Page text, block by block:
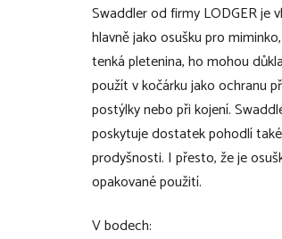
Swaddler od firmy LODGER je
hlavně jako osušku pro
tenká pletenina, ho mohou
použít v kočárku jako ochranu
postýlky nebo při kojení.
poskytuje dostatek pohodlí
prodyšnosti. I přesto, že je
opakované použití.
V bodech: